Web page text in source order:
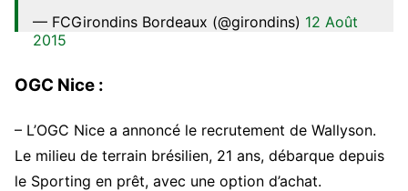
— FCGirondins Bordeaux (@girondins) 12 Août
2015
OGC Nice :
– L’OGC Nice a annoncé le recrutement de Wallyson.
Le milieu de terrain brésilien, 21 ans, débarque depuis
le Sporting en prêt, avec une option d’achat.